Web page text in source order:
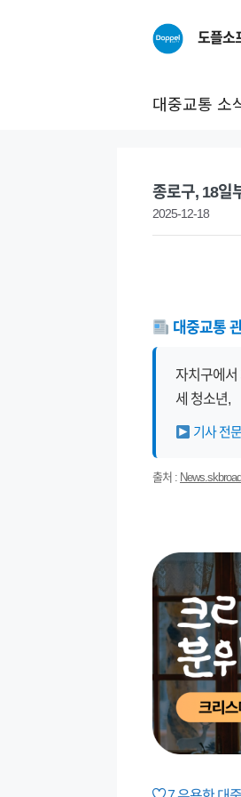
도플소
대중교통 소
종로구, 18일
2025-12-18
대중교통
자치구에서
세 청소년,
기사 전
출처 :